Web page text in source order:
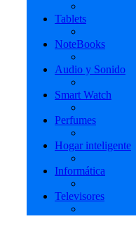
Tablets
NoteBooks
Audio y Sonido
Smart Watch
Perfumes
Hogar inteligente
Informática
Televisores